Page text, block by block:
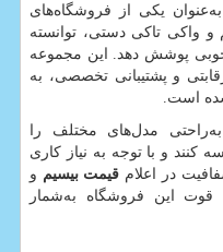
به‌عنوان یکی از فروشگاه‌های
واکی تاکی دستی، توانسته
پوشش دهد. این مجموعه
و پشتیبانی تخصصی، به
است.
به‌راحتی مدل‌های مختلف را
و با توجه به نیاز کاری
در اعلام قیمت بیسیم و
قوت این فروشگاه به‌شمار